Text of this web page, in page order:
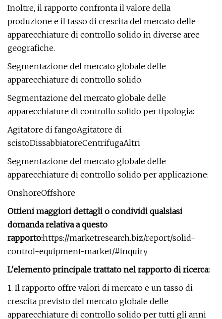
Inoltre, il rapporto confronta il valore della
produzione e il tasso di crescita del mercato delle
apparecchiature di controllo solido in diverse aree
geografiche.
Segmentazione del mercato globale delle
apparecchiature di controllo solido:
Segmentazione del mercato globale delle
apparecchiature di controllo solido per tipologia:
Agitatore di fangoAgitatore di
scistoDissabbiatoreCentrifugaAltri
Segmentazione del mercato globale delle
apparecchiature di controllo solido per applicazione:
OnshoreOffshore
Ottieni maggiori dettagli o condividi qualsiasi
domanda relativa a questo
rapporto:https://marketresearch.biz/report/solid-
control-equipment-market/#inquiry
L'elemento principale trattato nel rapporto di ricerca:
1. Il rapporto offre valori di mercato e un tasso di
crescita previsto del mercato globale delle
apparecchiature di controllo solido per tutti gli anni